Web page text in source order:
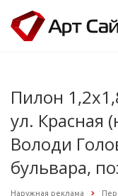
Пилон
ул. Красная
Володи
бульвара,
Наружная реклама